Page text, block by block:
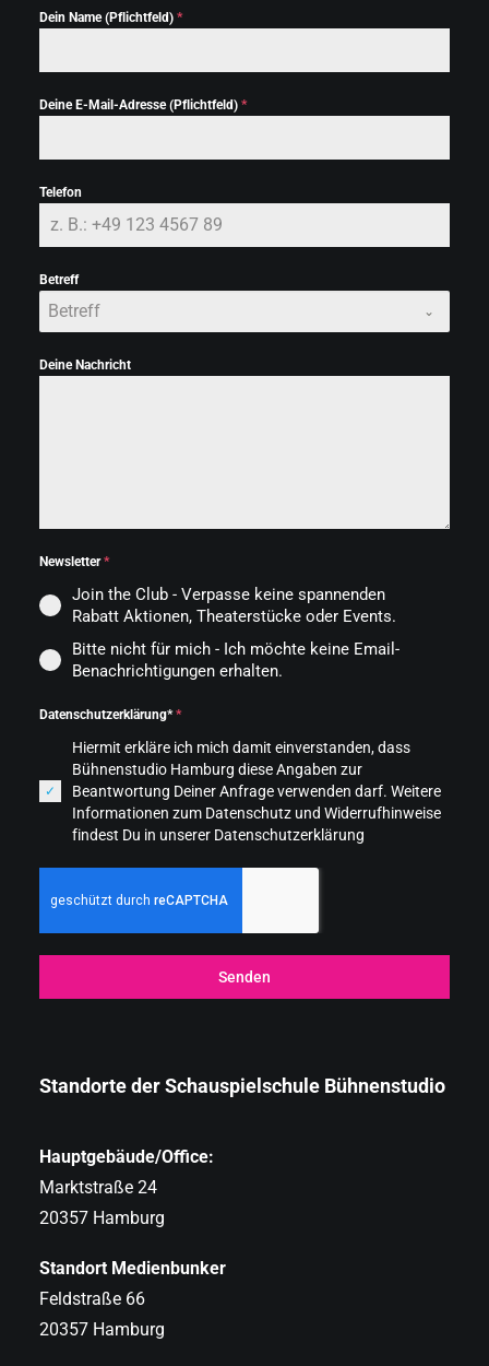
Dein Name (Pflichtfeld) *
Deine E-Mail-Adresse (Pflichtfeld) *
Telefon
Betreff
Betreff
Deine Nachricht
Newsletter*
Join the Club - Verpasse keine spannenden
Rabatt Aktionen, Theaterstücke oder Events.
Bitte nicht für mich - Ich möchte keine Email-
Benachrichtigungen erhalten.
Datenschutzerklärung**
Hiermit erkläre ich mich damit einverstanden, dass
Bühnenstudio Hamburg diese Angaben zur
Beantwortung Deiner Anfrage verwenden darf. Weitere
Informationen zum Datenschutz und Widerrufhinweise
findest Du in unserer Datenschutzerklärung
Senden
Standorte der Schauspielschule Bühnenstudio
Hauptgebäude/Office:
Marktstraße 24
20357 Hamburg
Standort Medienbunker
Feldstraße 66
20357 Hamburg